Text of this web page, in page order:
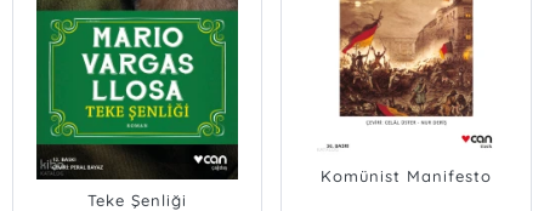
Teke Şenliği
Komünist Manifesto